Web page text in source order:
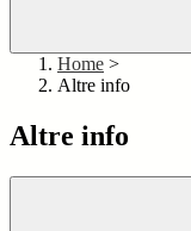
Home >
Altre info
Altre info